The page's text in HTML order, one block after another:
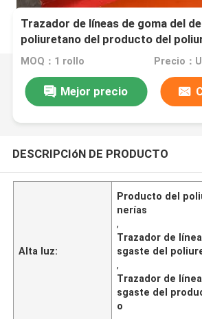
Trazador de líneas de goma del
poliuretano del producto del
minerías
MOQ：1 rollo
Mejor precio
DESCRIPCIóN DE PRODUCTO
Alta luz:
Producto del
nerías
,
Trazador de
sgaste del
,
Trazador de
sgaste del
o